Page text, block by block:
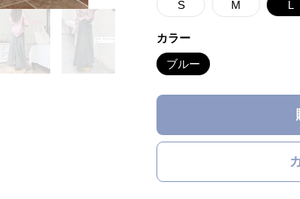
S M L
カラー
ブルー